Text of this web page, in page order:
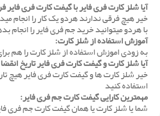
آیا شلز کارت فری فایر با گیفت کارت فری فایر
خیر هیچ فرقی ندارند هردو یک کار را انجام
با هردو‌ میتوانید خرید جم فری فایر را انجام
آموزش استفاده از شلز کارت:
به زودی اموزش استفاده از شلز کارت را هم
آیا شلز کارت و گیفت کارت فری فایر تاریخ
خیر شلز کارت ها و گیفت کارت فری فایر هیچ
استفاده کنید
مهمترین کارایی گیفت کارت جم فری فایر:
شما یا شلز کارت یا همان گیفت کارت جم فری